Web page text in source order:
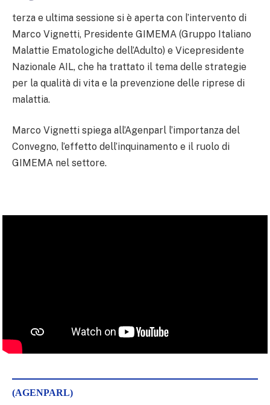
terza e ultima sessione si è aperta con l’intervento di
Marco Vignetti, Presidente GIMEMA (Gruppo Italiano
Malattie Ematologiche dell’Adulto) e Vicepresidente
Nazionale AIL, che ha trattato il tema delle strategie
per la qualità di vita e la prevenzione delle riprese di
malattia.
Marco Vignetti spiega all’Agenparl l’importanza del
Convegno, l’effetto dell’inquinamento e il ruolo di
GIMEMA nel settore.
(AGENPARL)